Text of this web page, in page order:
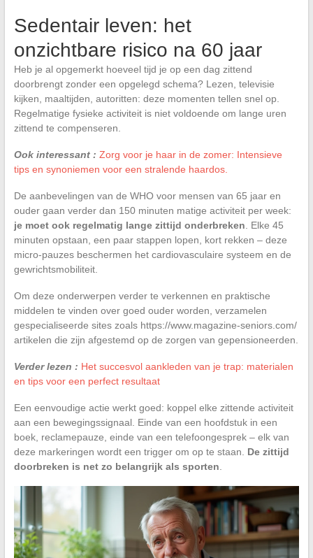
Sedentair leven: het
onzichtbare risico na 60 jaar
Heb je al opgemerkt hoeveel tijd je op een dag zittend
doorbrengt zonder een opgelegd schema? Lezen, televisie
kijken, maaltijden, autoritten: deze momenten tellen snel op.
Regelmatige fysieke activiteit is niet voldoende om lange uren
zittend te compenseren.
Ook interessant : Zorg voor je haar in de zomer: Intensieve
tips en synoniemen voor een stralende haardos.
De aanbevelingen van de WHO voor mensen van 65 jaar en
ouder gaan verder dan 150 minuten matige activiteit per week:
je moet ook regelmatig lange zittijd onderbreken . Elke 45
minuten opstaan, een paar stappen lopen, kort rekken – deze
micro-pauzes beschermen het cardiovasculaire systeem en de
gewrichtsmobiliteit.
Om deze onderwerpen verder te verkennen en praktische
middelen te vinden over goed ouder worden, verzamelen
gespecialiseerde sites zoals https://www.magazine-seniors.com/
artikelen die zijn afgestemd op de zorgen van gepensioneerden.
Verder lezen : Het succesvol aankleden van je trap: materialen
en tips voor een perfect resultaat
Een eenvoudige actie werkt goed: koppel elke zittende activiteit
aan een bewegingssignaal. Einde van een hoofdstuk in een
boek, reclamepauze, einde van een telefoongesprek – elk van
deze markeringen wordt een trigger om op te staan. De zittijd
doorbreken is net zo belangrijk als sporten